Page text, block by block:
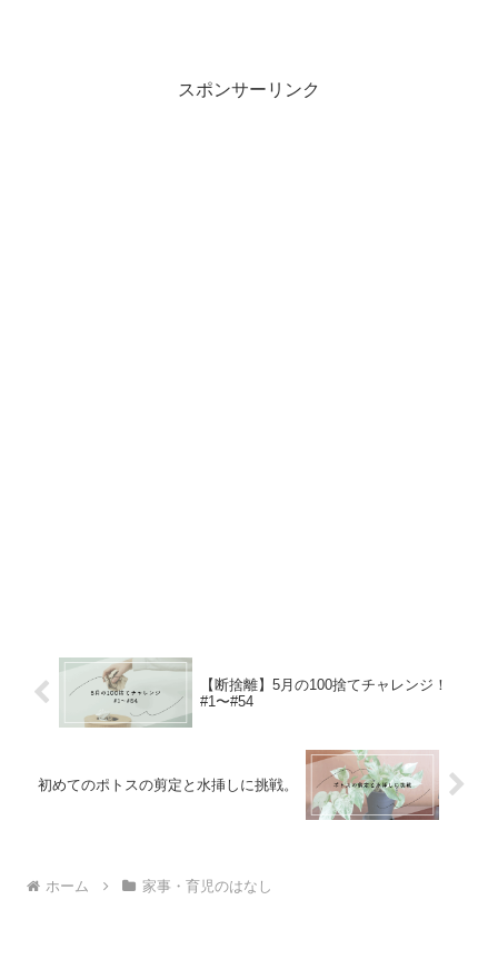
スポンサーリンク
【断捨離】5月の100捨てチャレンジ！
#1〜#54
初めてのポトスの剪定と水挿しに挑戦。
ホーム 家事・育児のはなし